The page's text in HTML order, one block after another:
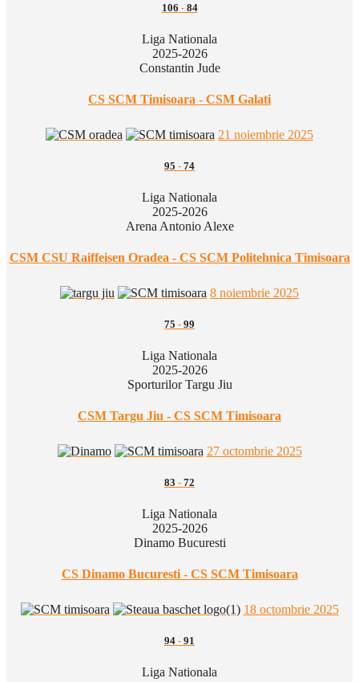
106 - 84
Liga Nationala
2025-2026
Constantin Jude
CS SCM Timisoara - CSM Galati
21 noiembrie 2025
95 - 74
Liga Nationala
2025-2026
Arena Antonio Alexe
CSM CSU Raiffeisen Oradea - CS SCM Politehnica Timisoara
8 noiembrie 2025
75 - 99
Liga Nationala
2025-2026
Sporturilor Targu Jiu
CSM Targu Jiu - CS SCM Timisoara
27 octombrie 2025
83 - 72
Liga Nationala
2025-2026
Dinamo Bucuresti
CS Dinamo Bucuresti - CS SCM Timisoara
18 octombrie 2025
94 - 91
Liga Nationala